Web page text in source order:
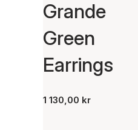
Grande
Green
Earrings
1 130,00 kr